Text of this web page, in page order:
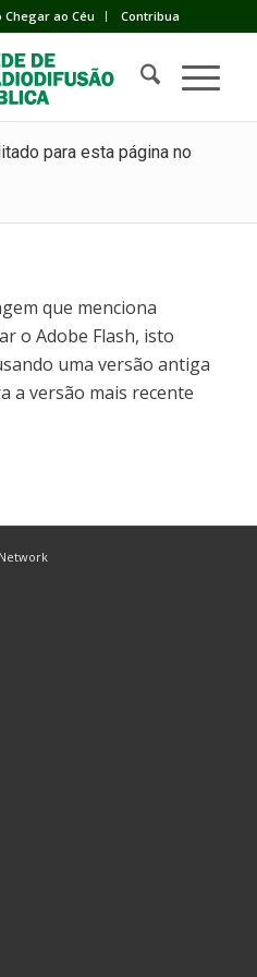
Chegar ao Céu Contribua
para esta página no
que menciona
o Adobe Flash, isto
uma versão antiga
a versão mais recente